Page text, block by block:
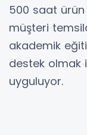
500 saat
müşteri
akademik
destek olmak
uyguluyor.